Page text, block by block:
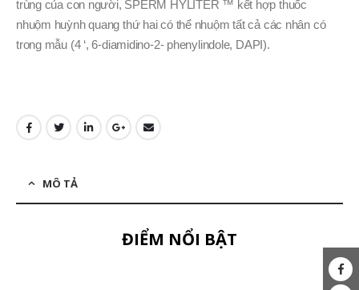
trùng của con người, SPERM HYLITER ™ kết hợp thuốc
nhuộm huỳnh quang thứ hai có thể nhuộm tất cả các nhân có
trong mẫu (4 ‘, 6-diamidino-2- phenylindole, DAPI).
MÔ TẢ
ĐIỂM NỔI BẬT